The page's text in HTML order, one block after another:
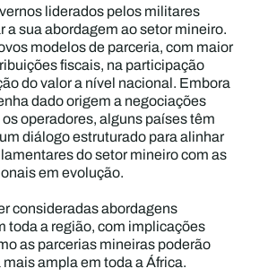
liderados pelos militares
a sua abordagem ao setor mineiro.
modelos de parceria, com maior
fiscais, na participação
do valor a nível nacional. Embora
dado origem a negociações
operadores, alguns países têm
diálogo estruturado para alinhar
do setor mineiro com as
em evolução.
consideradas abordagens
toda a região, com implicações
as parcerias mineiras poderão
ampla em toda a África.